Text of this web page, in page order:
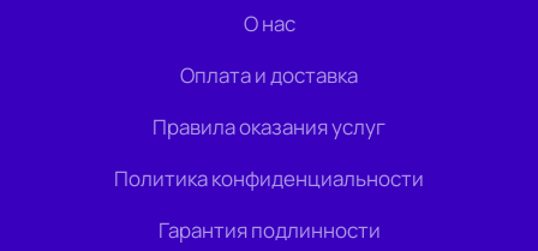
О нас
Оплата и доставка
Правила оказания услуг
Политика конфиденциальности
Гарантия подлинности